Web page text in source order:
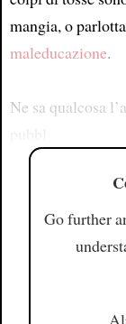
mangia, o
maleducazione.
Ne sa qualcosa
Go further